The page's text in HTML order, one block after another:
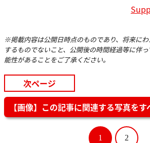
※掲載内容は公開日時点のものであり、将来に
するものでないこと、公開後の時間経過等に伴
能性があることをご了承ください。
次ページ
【画像】この記事に関連する写真を
1 2